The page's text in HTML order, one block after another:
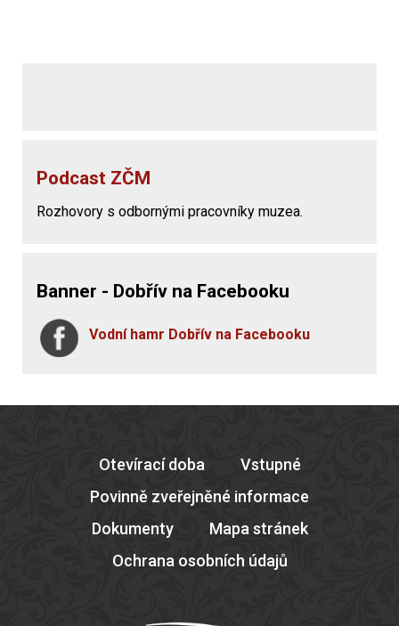
Podcast ZČM
Rozhovory s odbornými pracovníky muzea.
Banner - Dobřív na Facebooku
Vodní hamr Dobřív na Facebooku
Otevírací doba
Vstupné
Povinně zveřejněné informace
Dokumenty
Mapa stránek
Ochrana osobních údajů